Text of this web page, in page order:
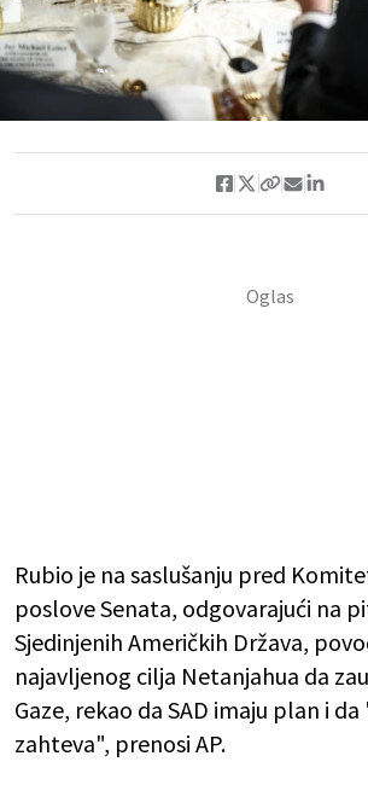
Rubio je na saslušanju pred
poslove Senata, odgovarajući na
Sjedinjenih Američkih Država,
najavljenog cilja Netanjahua da
Gaze, rekao da SAD imaju plan i
zahteva", prenosi AP.